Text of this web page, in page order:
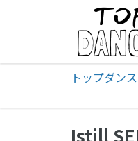
トップダンス
Istill